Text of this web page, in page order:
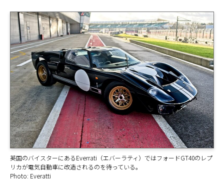
英国のバイスターにあるEverrati（エバーラティ）ではフォードGT40のレプ
リカが電気自動車に改造されるのを待っている。
Photo: Everatti